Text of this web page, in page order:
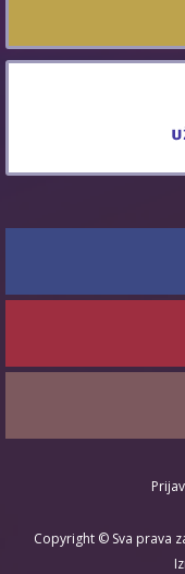
Copyright © Sva prava